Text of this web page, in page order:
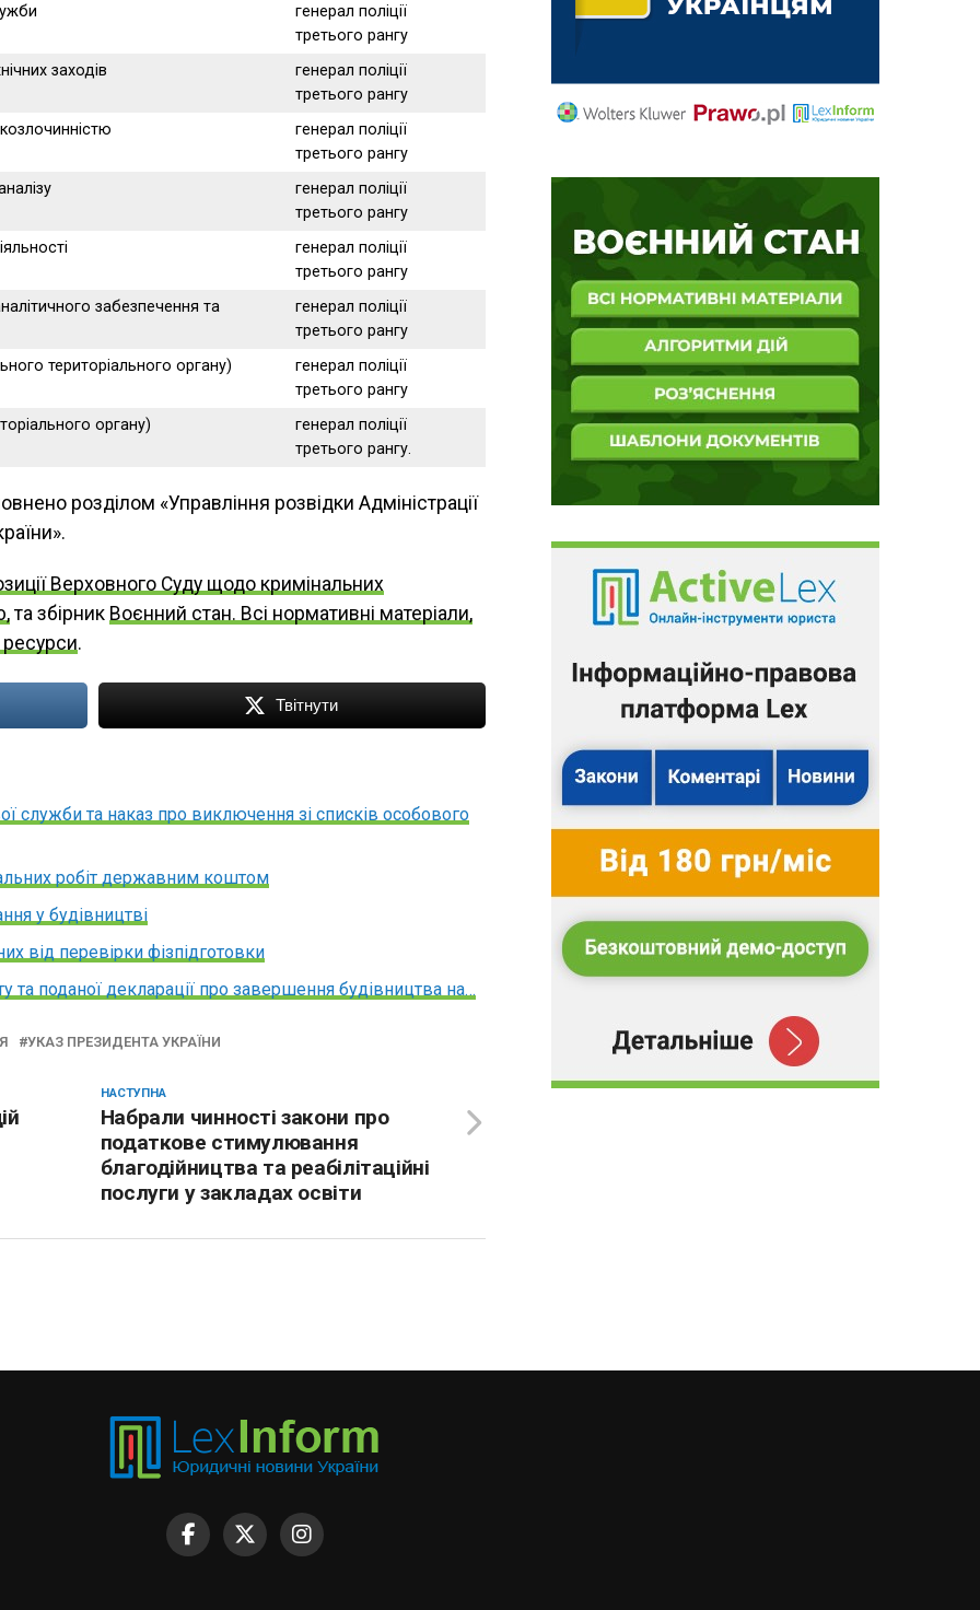
генерал поліції
третього рангу
заходів
генерал поліції
третього рангу
генерал поліції
третього рангу
генерал поліції
третього рангу
генерал поліції
третього рангу
забезпечення та
генерал поліції
третього рангу
територіального органу)
генерал поліції
третього рангу
органу)
генерал поліції
третього рангу.
розділом «Управління розвідки Адміністрації
Верховного Суду щодо кримінальних
та збірник Воєнний стан. Всі нормативні матеріали,
ресурси.
Твітнути
служби та наказ про виключення зі списків особового
робіт державним коштом
у будівництві
від перевірки фізпідготовки
та поданої декларації про завершення будівництва на…
УКАЗ ПРЕЗИДЕНТА УКРАЇНИ
НАСТУПНА
Набрали чинності закони про
податкове стимулювання
благодійництва та реабілітаційні
послуги у закладах освіти